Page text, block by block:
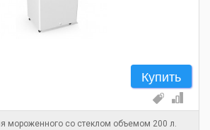
Купить
мороженного со стеклом объемом 200 л.